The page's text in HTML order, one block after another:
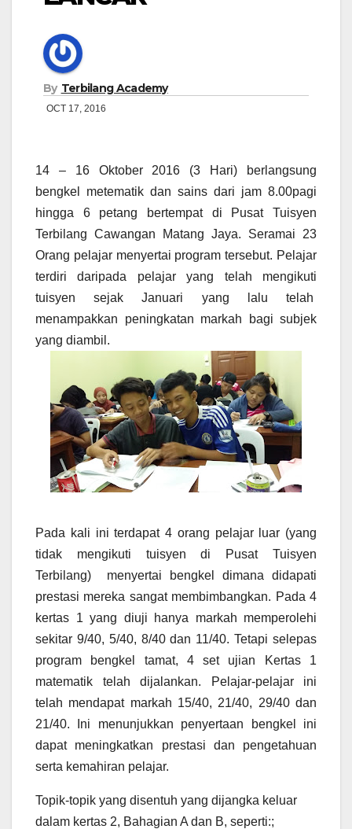
By Terbilang Academy
OCT 17, 2016
14 – 16 Oktober 2016 (3 Hari) berlangsung
bengkel metematik dan sains dari jam 8.00pagi
hingga 6 petang bertempat di Pusat Tuisyen
Terbilang Cawangan Matang Jaya. Seramai 23
Orang pelajar menyertai program tersebut. Pelajar
terdiri daripada pelajar yang telah mengikuti
tuisyen sejak Januari yang lalu telah
menampakkan peningkatan markah bagi subjek
yang diambil.
Pada kali ini terdapat 4 orang pelajar luar (yang
tidak mengikuti tuisyen di Pusat Tuisyen
Terbilang) menyertai bengkel dimana didapati
prestasi mereka sangat membimbangkan. Pada 4
kertas 1 yang diuji hanya markah memperolehi
sekitar 9/40, 5/40, 8/40 dan 11/40. Tetapi selepas
program bengkel tamat, 4 set ujian Kertas 1
matematik telah dijalankan. Pelajar-pelajar ini
telah mendapat markah 15/40, 21/40, 29/40 dan
21/40. Ini menunjukkan penyertaan bengkel ini
dapat meningkatkan prestasi dan pengetahuan
serta kemahiran pelajar.
Topik-topik yang disentuh yang dijangka keluar
dalam kertas 2, Bahagian A dan B, seperti:;